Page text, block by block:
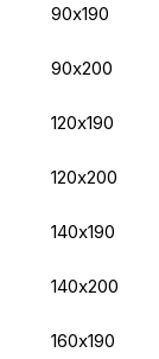
90х190
90х200
120х190
120х200
140х190
140х200
160х190